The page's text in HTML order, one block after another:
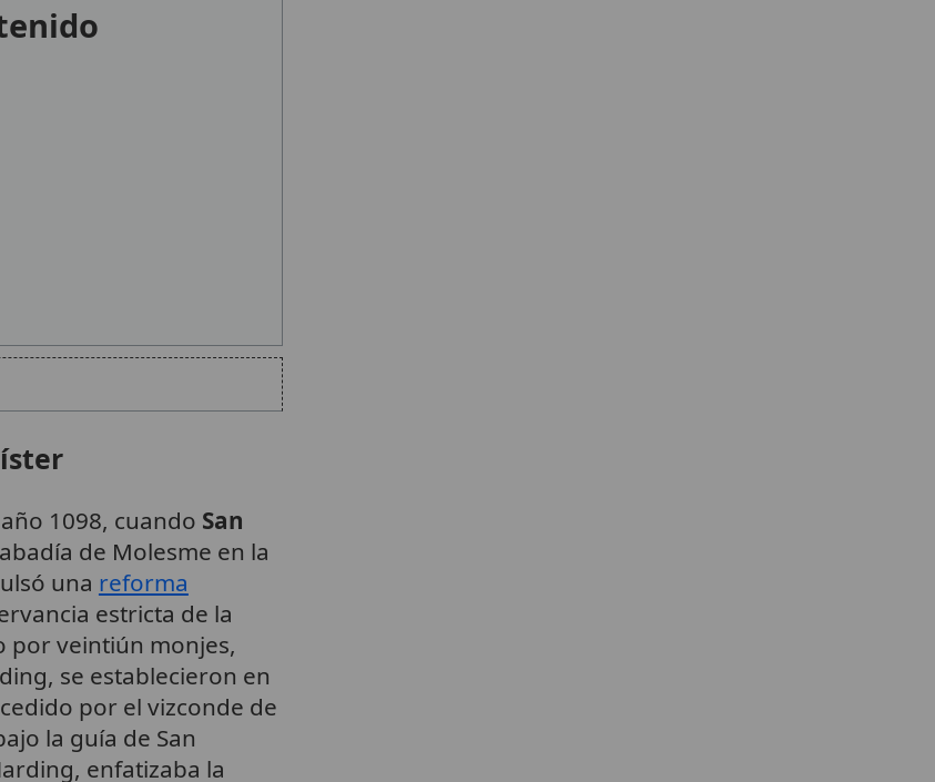
1098, cuando San
de Molesme en la
una reforma
estricta de la
por veintiún monjes,
se establecieron en
por el vizconde de
la guía de San
enfatizaba la